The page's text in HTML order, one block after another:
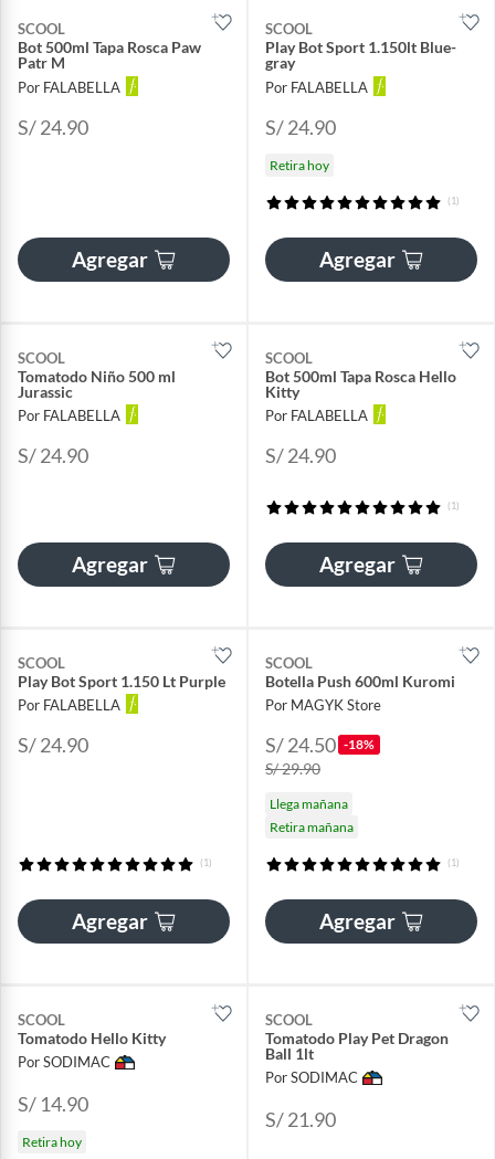
SCOOL
Bot 500ml Tapa Rosca Paw
Patr M
Por FALABELLA
S/ 24.90
Agregar
SCOOL
Play Bot Sport 1.150lt Blue-
gray
Por FALABELLA
S/ 24.90
Retira hoy
(1)
Agregar
SCOOL
Tomatodo Niño 500 ml
Jurassic
Por FALABELLA
S/ 24.90
Agregar
SCOOL
Bot 500ml Tapa Rosca Hello
Kitty
Por FALABELLA
S/ 24.90
(1)
Agregar
SCOOL
Play Bot Sport 1.150 Lt Purple
Por FALABELLA
S/ 24.90
(1)
Agregar
SCOOL
Botella Push 600ml Kuromi
Por MAGYK Store
S/ 24.50 -18%
S/ 29.90
Llega mañana
Retira mañana
(1)
Agregar
SCOOL
Tomatodo Hello Kitty
Por SODIMAC
S/ 14.90
Retira hoy
SCOOL
Tomatodo Play Pet Dragon
Ball 1lt
Por SODIMAC
S/ 21.90